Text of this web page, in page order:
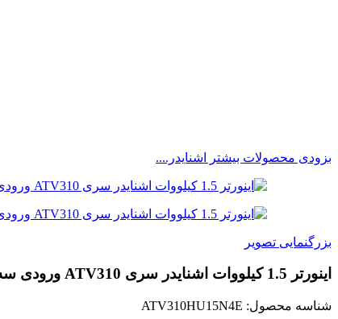
بزودی محصولات بیشتر اشنایدر....
بزرگنمایی تصویر
اینورتر 1.5 کیلووات اشنایدر سری ATV310 ورودی سه فاز
شناسه محصول: ATV310HU15N4E